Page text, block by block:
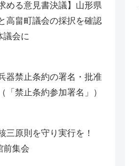
める意見書決議】山形県
高畠町議会の採択を確認
議会に
器禁止条約の署名・批准
「禁止条約参加署名」）
三原則を守り実行を！
前集会